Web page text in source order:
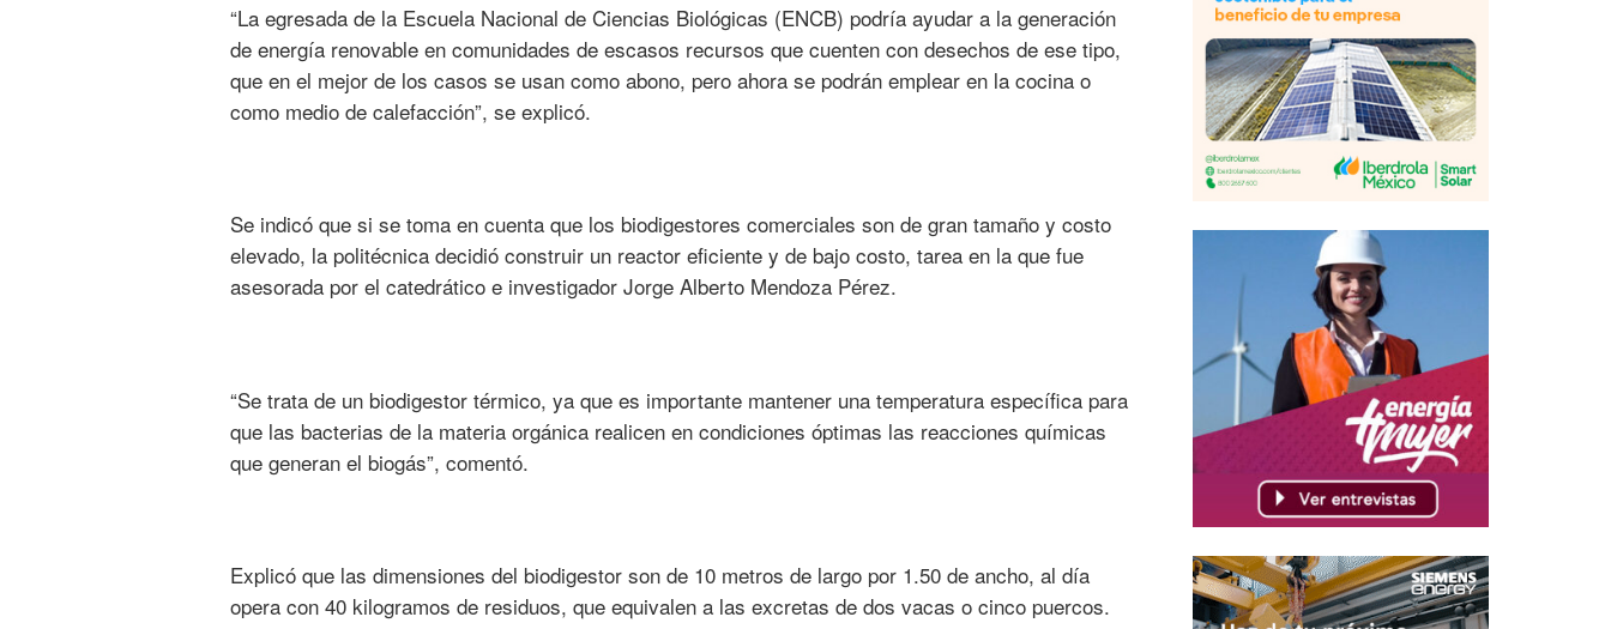
“La egresada de la Escuela Nacional de Ciencias Biológicas (ENCB) podría ayudar a la generación
de energía renovable en comunidades de escasos recursos que cuenten con desechos de ese tipo,
que en el mejor de los casos se usan como abono, pero ahora se podrán emplear en la cocina o
como medio de calefacción”, se explicó.
Se indicó que si se toma en cuenta que los biodigestores comerciales son de gran tamaño y costo
elevado, la politécnica decidió construir un reactor eficiente y de bajo costo, tarea en la que fue
asesorada por el catedrático e investigador Jorge Alberto Mendoza Pérez.
“Se trata de un biodigestor térmico, ya que es importante mantener una temperatura específica para
que las bacterias de la materia orgánica realicen en condiciones óptimas las reacciones químicas
que generan el biogás”, comentó.
Explicó que las dimensiones del biodigestor son de 10 metros de largo por 1.50 de ancho, al día
opera con 40 kilogramos de residuos, que equivalen a las excretas de dos vacas o cinco puercos.